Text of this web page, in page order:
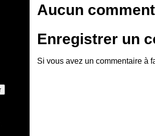
Aucun
Enregistrer un
Si vous avez un commentaire à